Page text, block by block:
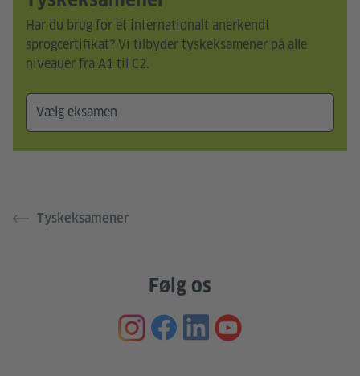
Har du brug for et internationalt anerkendt
sprogcertifikat? Vi tilbyder tyskeksamener på alle
niveauer fra A1 til C2.
Tyskeksamener
Følg os